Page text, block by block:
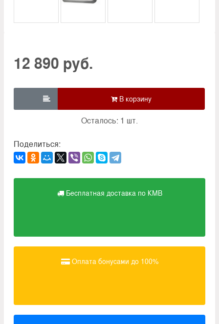
12 890 руб.

Осталось: 1 шт.
Поделиться:
Бесплатная доставка по КМВ
Оплата бонусами до 100%